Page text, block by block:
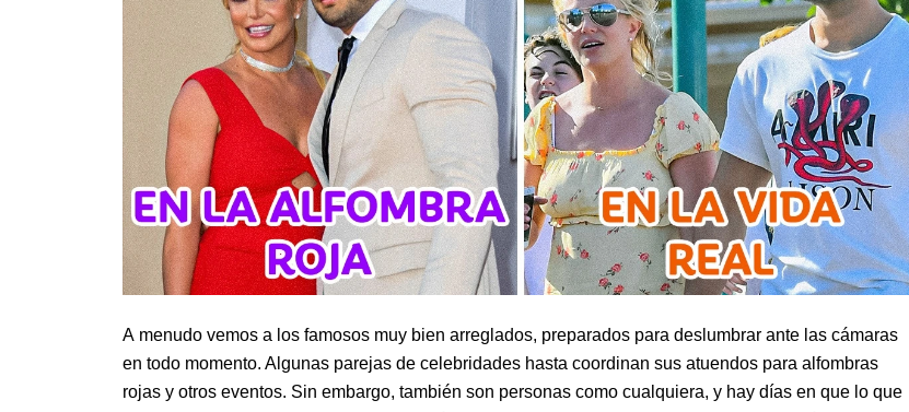
A menudo vemos a los famosos muy bien arreglados, preparados para deslumbrar ante las cámaras
en todo momento. Algunas parejas de celebridades hasta coordinan sus atuendos para alfombras
rojas y otros eventos. Sin embargo, también son personas como cualquiera, y hay días en que lo que